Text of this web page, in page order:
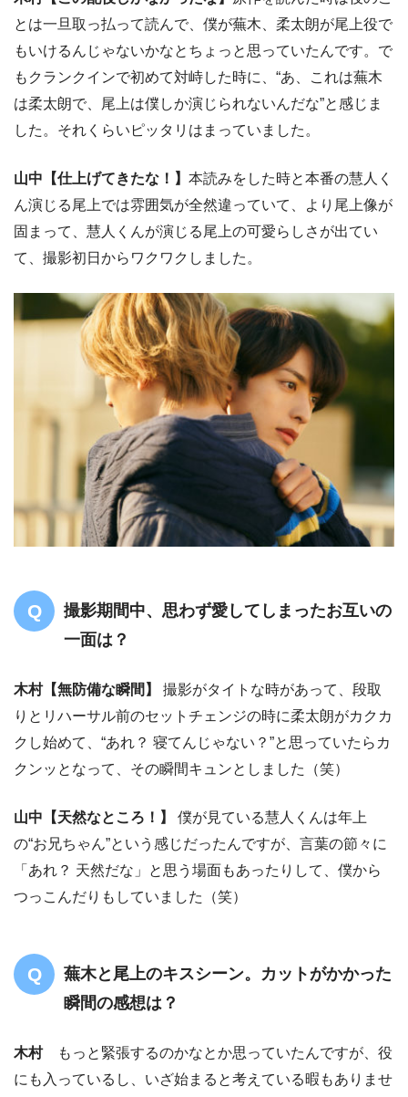
とは一旦取っ払って読んで、僕が蕪木、柔太朗が尾上役で
もいけるんじゃないかなとちょっと思っていたんです。で
もクランクインで初めて対峙した時に、“あ、これは蕪木
は柔太朗で、尾上は僕しか演じられないんだな”と感じま
した。それくらいピッタリはまっていました。
山中 【仕上げてきたな！】 本読みをした時と本番の慧人く
ん演じる尾上では雰囲気が全然違っていて、より尾上像が
固まって、慧人くんが演じる尾上の可愛らしさが出てい
て、撮影初日からワクワクしました。
撮影期間中、思わず愛してしまったお互いの
一面は？
木村【無防備な瞬間】
撮影がタイトな時があって、段取
りとリハーサル前のセットチェンジの時に柔太朗がカクカ
クし始めて、“あれ？ 寝てんじゃない？”と思っていたらカ
クンッとなって、その瞬間キュンとしました（笑）
山中 【天然なところ！】
僕が見ている慧人くんは年上
の“お兄ちゃん”という感じだったんですが、言葉の節々に
「あれ？ 天然だな」と思う場面もあったりして、僕から
つっこんだりもしていました（笑）
蕪木と尾上のキスシーン。カットがかかった
瞬間の感想は？
木村もっと緊張するのかなとか思っていたんですが、役
にも入っているし、いざ始まると考えている暇もありませ